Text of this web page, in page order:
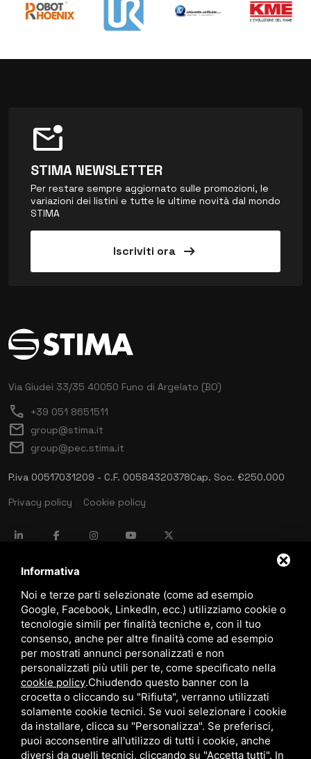
mark_email_unread
STIMA NEWSLETTER
Per restare sempre aggiornato sulle promozioni, le
variazioni dei listini e tutte le ultime novità dal mondo
STIMA
Iscriviti ora arrow_right_alt
Via Giudei 33/35 40050 Funo di Argelato (BO)
call +39 051 8651511
mail group@stima.it
mail group@pec.stima.it
P.iva 00517031209 - C.F. 00584320378Cap. Soc. €250.000
Privacy policy
Cookie policy
language ITALIANO
download Catalogo Stima
download Politica qualità e sicurezza
Informativa
Noi e terze parti selezionate (come ad esempio
Google, Facebook, LinkedIn, ecc.) utilizziamo cookie o
tecnologie simili per finalità tecniche e, con il tuo
consenso, anche per altre finalità come ad esempio
per mostrati annunci personalizzati e non
personalizzati più utili per te, come specificato nella
cookie policy.Chiudendo questo banner con la
crocetta o cliccando su "Rifiuta", verranno utilizzati
solamente cookie tecnici. Se vuoi selezionare i cookie
da installare, clicca su "Personalizza". Se preferisci,
puoi acconsentire all'utilizzo di tutti i cookie, anche
diversi da quelli tecnici, cliccando su "Accetta tutti". In